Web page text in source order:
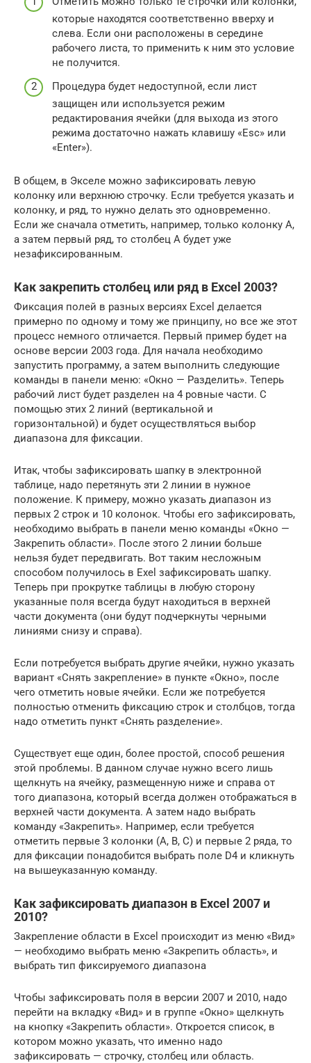
которые находятся соответственно вверху и
слева. Если они расположены в середине
рабочего листа, то применить к ним это условие
не получится.
Процедура будет недоступной, если лист
защищен или используется режим
редактирования ячейки (для выхода из этого
режима достаточно нажать клавишу «Esc» или
«Enter»).
В общем, в Экселе можно зафиксировать левую
колонку или верхнюю строчку. Если требуется указать и
колонку, и ряд, то нужно делать это одновременно.
Если же сначала отметить, например, только колонку А,
а затем первый ряд, то столбец А будет уже
незафиксированным.
Как закрепить столбец или ряд в Excel 2003?
Фиксация полей в разных версиях Excel делается
примерно по одному и тому же принципу, но все же этот
процесс немного отличается. Первый пример будет на
основе версии 2003 года. Для начала необходимо
запустить программу, а затем выполнить следующие
команды в панели меню: «Окно — Разделить». Теперь
рабочий лист будет разделен на 4 ровные части. С
помощью этих 2 линий (вертикальной и
горизонтальной) и будет осуществляться выбор
диапазона для фиксации.
Итак, чтобы зафиксировать шапку в электронной
таблице, надо перетянуть эти 2 линии в нужное
положение. К примеру, можно указать диапазон из
первых 2 строк и 10 колонок. Чтобы его зафиксировать,
необходимо выбрать в панели меню команды «Окно —
Закрепить области». После этого 2 линии больше
нельзя будет передвигать. Вот таким несложным
способом получилось в Exel зафиксировать шапку.
Теперь при прокрутке таблицы в любую сторону
указанные поля всегда будут находиться в верхней
части документа (они будут подчеркнуты черными
линиями снизу и справа).
Если потребуется выбрать другие ячейки, нужно указать
вариант «Снять закрепление» в пункте «Окно», после
чего отметить новые ячейки. Если же потребуется
полностью отменить фиксацию строк и столбцов, тогда
надо отметить пункт «Снять разделение».
Существует еще один, более простой, способ решения
этой проблемы. В данном случае нужно всего лишь
щелкнуть на ячейку, размещенную ниже и справа от
того диапазона, который всегда должен отображаться в
верхней части документа. А затем надо выбрать
команду «Закрепить». Например, если требуется
отметить первые 3 колонки (A, B, C) и первые 2 ряда, то
для фиксации понадобится выбрать поле D4 и кликнуть
на вышеуказанную команду.
Как зафиксировать диапазон в Excel 2007 и
2010?
Закрепление области в Excel происходит из меню «Вид»
— необходимо выбрать меню «Закрепить область», и
выбрать тип фиксируемого диапазона
Чтобы зафиксировать поля в версии 2007 и 2010, надо
перейти на вкладку «Вид» и в группе «Окно» щелкнуть
на кнопку «Закрепить области». Откроется список, в
котором можно указать, что именно надо
зафиксировать — строчку, столбец или область.